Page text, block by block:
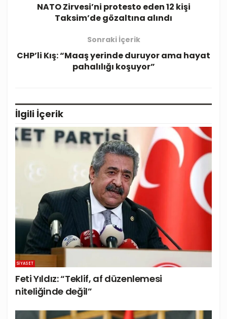
NATO Zirvesi’ni protesto eden 12 kişi
Taksim’de gözaltına alındı
Sonraki İçerik
CHP’li Kış: “Maaş yerinde duruyor ama hayat
pahalılığı koşuyor”
İlgili İçerik
SIYASET
Feti Yıldız: “Teklif, af düzenlemesi
niteliğinde değil”